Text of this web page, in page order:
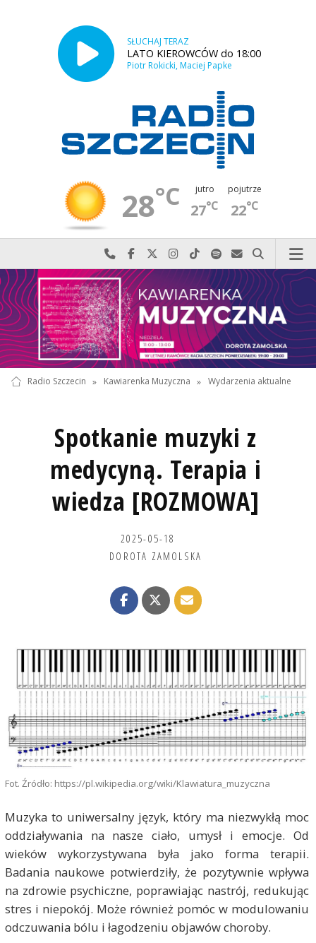
SŁUCHAJ TERAZ
LATO KIEROWCÓW do 18:00
Piotr Rokicki, Maciej Papke
28°C jutro
27°C
pojutrze
22°C
Najlepiej po prostu do nas zadzwoń
Odwiedź nas na Facebook-u
Odwiedź nas na X
Odwiedź nas na Instagram-ie
Odwiedź nas na TikTok-u
Szukaj nas na Spotify
Wyślij do nas
Szukaj
Radio Szczecin » Kawiarenka Muzyczna » Wydarzenia aktualne
Spotkanie muzyki z
medycyną. Terapia i
wiedza [ROZMOWA]
2025-05-18
DOROTA ZAMOLSKA
Fot. Źródło: https://pl.wikipedia.org/wiki/Klawiatura_muzyczna
Muzyka to uniwersalny język, który ma niezwykłą moc
oddziaływania na nasze ciało, umysł i emocje. Od
wieków wykorzystywana była jako forma terapii.
Badania naukowe potwierdziły, że pozytywnie wpływa
na zdrowie psychiczne, poprawiając nastrój, redukując
stres i niepokój. Może również pomóc w modulowaniu
odczuwania bólu i łagodzeniu objawów choroby.